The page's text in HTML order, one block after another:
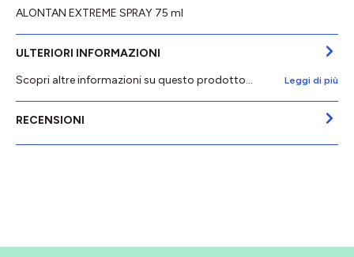
ALONTAN EXTREME SPRAY 75 ml
ULTERIORI INFORMAZIONI
Scopri altre informazioni su questo prodotto...
Leggi di più
RECENSIONI